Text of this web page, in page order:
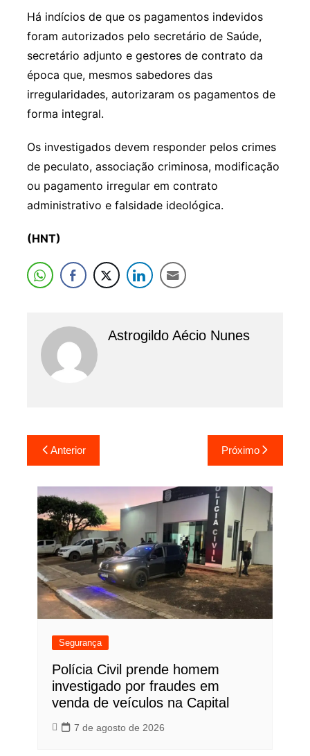
Há indícios de que os pagamentos indevidos
foram autorizados pelo secretário de Saúde,
secretário adjunto e gestores de contrato da
época que, mesmos sabedores das
irregularidades, autorizaram os pagamentos de
forma integral.
Os investigados devem responder pelos crimes
de peculato, associação criminosa, modificação
ou pagamento irregular em contrato
administrativo e falsidade ideológica.
(HNT)
Astrogildo Aécio Nunes
Navegação
de
Post
Anterior Próximo
Segurança
Polícia Civil prende homem
investigado por fraudes em
venda de veículos na Capital
7 de agosto de 2026